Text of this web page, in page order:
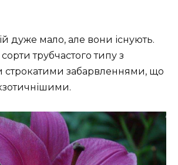
дуже мало, але вони існують.
трубчастого типу з
забарвленнями, що